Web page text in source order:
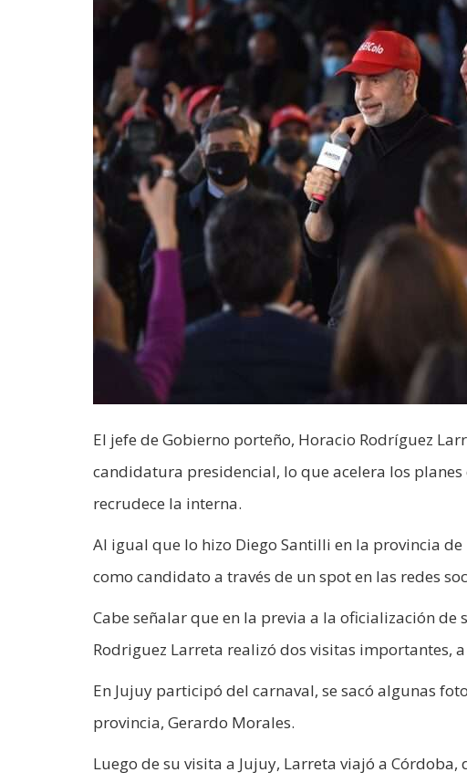
El jefe de Gobierno porteño, Horacio Rodríguez
candidatura presidencial, lo que acelera los
recrudece la interna.
Al igual que lo hizo Diego Santilli en la provincia
como candidato a través de un spot en las redes
Cabe señalar que en la previa a la oficialización
Rodriguez Larreta realizó dos visitas importantes,
En Jujuy participó del carnaval, se sacó algunas
provincia, Gerardo Morales.
Luego de su visita a Jujuy, Larreta viajó a Córdoba,